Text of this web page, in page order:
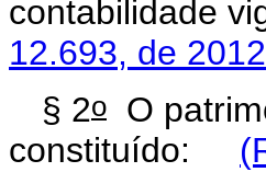
contabilidade
12.693, de
§ 2o O
constituído: